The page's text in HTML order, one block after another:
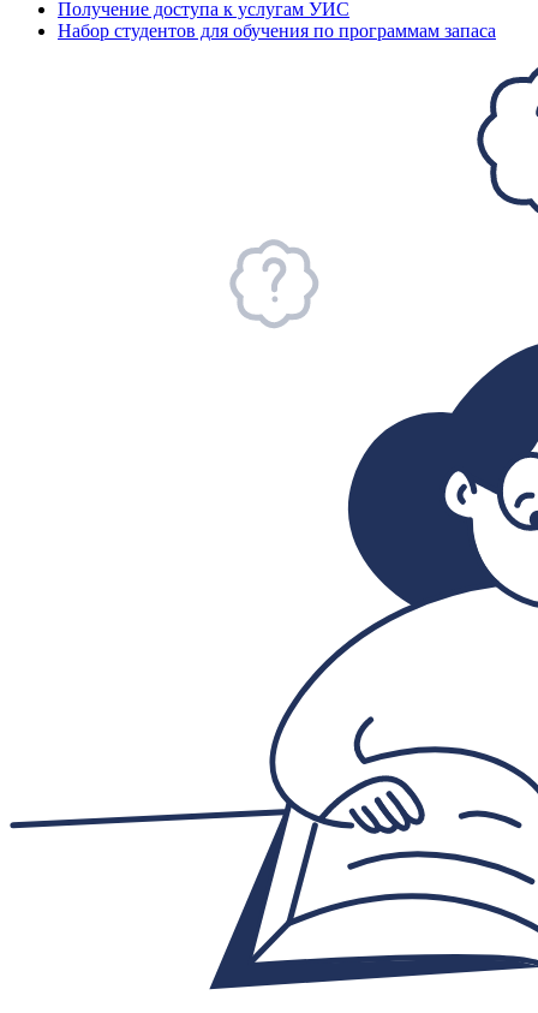
Получение доступа к услугам УИС
Набор студентов для обучения по программам запаса